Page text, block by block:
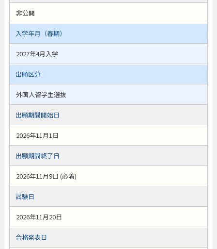
非公開
入学年月（春期）
2027年4月入学
出願区分
外国人留学生選抜
出願期間開始日
2026年11月1日
出願期間終了日
2026年11月9日 (必着)
試験日
2026年11月20日
合格発表日